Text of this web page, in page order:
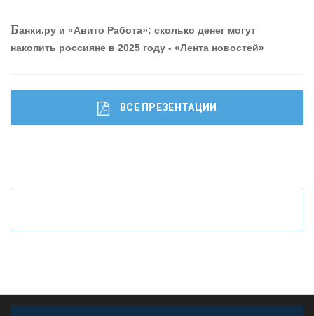
привлечь и удержать персонал - «Интервью»
Что будет с наличными деньгами при цифровом
Банки.ру и «Авито Работа»: сколько денег могут
накопить россияне в 2025 году - «Лента новостей»
ВСЕ ПРЕЗЕНТАЦИИ